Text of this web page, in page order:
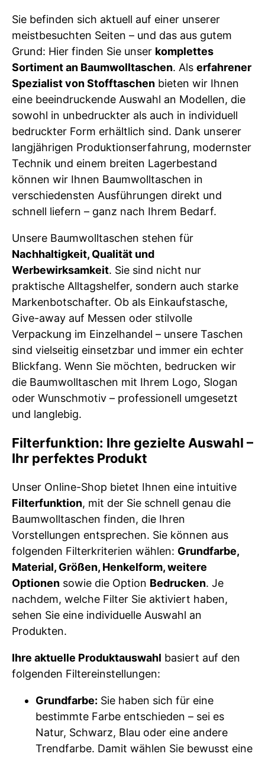
Sie befinden sich aktuell auf einer unserer
meistbesuchten Seiten – und das aus gutem
Grund: Hier finden Sie unser komplettes
Sortiment an Baumwolltaschen. Als erfahrener
Spezialist von Stofftaschen bieten wir Ihnen
eine beeindruckende Auswahl an Modellen, die
sowohl in unbedruckter als auch in individuell
bedruckter Form erhältlich sind. Dank unserer
langjährigen Produktionserfahrung, modernster
Technik und einem breiten Lagerbestand
können wir Ihnen Baumwolltaschen in
verschiedensten Ausführungen direkt und
schnell liefern – ganz nach Ihrem Bedarf.
Unsere Baumwolltaschen stehen für
Nachhaltigkeit, Qualität und
Werbewirksamkeit. Sie sind nicht nur
praktische Alltagshelfer, sondern auch starke
Markenbotschafter. Ob als Einkaufstasche,
Give-away auf Messen oder stilvolle
Verpackung im Einzelhandel – unsere Taschen
sind vielseitig einsetzbar und immer ein echter
Blickfang. Wenn Sie möchten, bedrucken wir
die Baumwolltaschen mit Ihrem Logo, Slogan
oder Wunschmotiv – professionell umgesetzt
und langlebig.
Filterfunktion: Ihre gezielte Auswahl –
Ihr perfektes Produkt
Unser Online-Shop bietet Ihnen eine intuitive
Filterfunktion, mit der Sie schnell genau die
Baumwolltaschen finden, die Ihren
Vorstellungen entsprechen. Sie können aus
folgenden Filterkriterien wählen: Grundfarbe,
Material, Größen, Henkelform, weitere
Optionen sowie die Option Bedrucken. Je
nachdem, welche Filter Sie aktiviert haben,
sehen Sie eine individuelle Auswahl an
Produkten.
Ihre aktuelle Produktauswahl basiert auf den
folgenden Filtereinstellungen:
Grundfarbe: Sie haben sich für eine
bestimmte Farbe entschieden – sei es
Natur, Schwarz, Blau oder eine andere
Trendfarbe. Damit wählen Sie bewusst eine